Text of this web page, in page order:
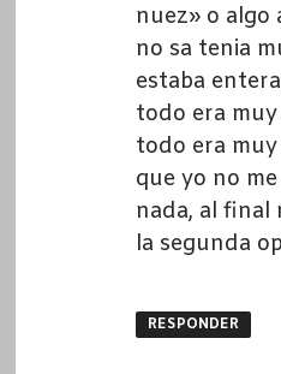
nuez» o algo
no sa tenia
estaba
todo era
todo era
que yo no
nada, al final
la segunda
RESPONDER